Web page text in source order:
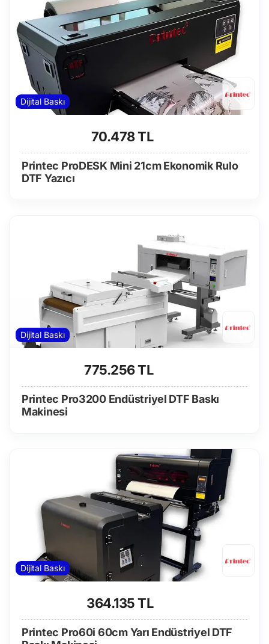
Dijital Baskı
70.478 TL
Printec ProDESK Mini 21cm Ekonomik Rulo
DTF Yazıcı
Dijital Baskı
775.256 TL
Printec Pro3200 Endüstriyel DTF Baskı
Makinesi
Dijital Baskı
364.135 TL
Printec Pro60i 60cm Yarı Endüstriyel DTF